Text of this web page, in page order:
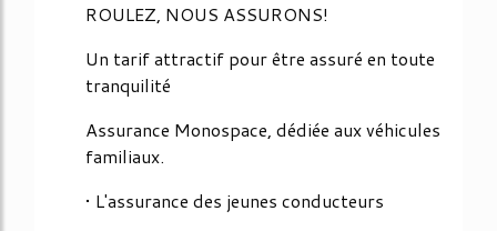
ROULEZ, NOUS ASSURONS!
Un tarif attractif pour être assuré en toute
tranquilité
Assurance Monospace, dédiée aux véhicules
familiaux.
• L'assurance des jeunes conducteurs